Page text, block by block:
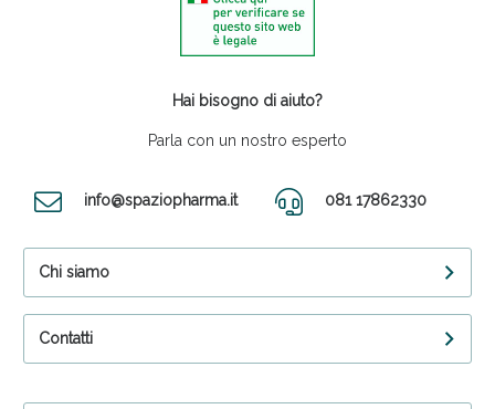
Hai bisogno di aiuto?
Parla con un nostro esperto
info@spaziopharma.it 081 17862330
Chi siamo
Contatti